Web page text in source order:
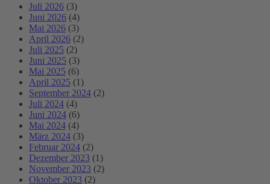
Juli 2026 (3)
Juni 2026 (4)
Mai 2026 (3)
April 2026 (2)
Juli 2025 (2)
Juni 2025 (3)
Mai 2025 (6)
April 2025 (1)
September 2024 (2)
Juli 2024 (4)
Juni 2024 (6)
Mai 2024 (4)
März 2024 (3)
Februar 2024 (2)
Dezember 2023 (1)
November 2023 (2)
Oktober 2023 (2)